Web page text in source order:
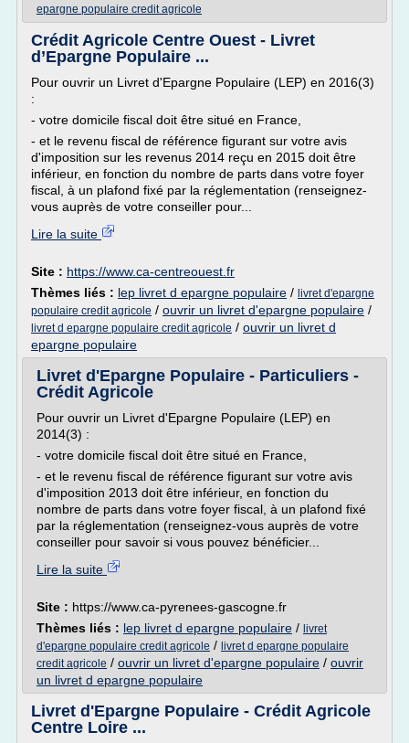
epargne populaire credit agricole
Crédit Agricole Centre Ouest - Livret
d’Epargne Populaire ...
Pour ouvrir un Livret d'Epargne Populaire (LEP) en 2016(3)
:
- votre domicile fiscal doit être situé en France,
- et le revenu fiscal de référence figurant sur votre avis
d'imposition sur les revenus 2014 reçu en 2015 doit être
inférieur, en fonction du nombre de parts dans votre foyer
fiscal, à un plafond fixé par la réglementation (renseignez-
vous auprès de votre conseiller pour...
Lire la suite
Site : https://www.ca-centreouest.fr
Thèmes liés : lep livret d epargne populaire / livret d'epargne
populaire credit agricole / ouvrir un livret d'epargne populaire /
livret d epargne populaire credit agricole / ouvrir un livret d
epargne populaire
Livret d'Epargne Populaire - Particuliers -
Crédit Agricole
Pour ouvrir un Livret d'Epargne Populaire (LEP) en
2014(3) :
- votre domicile fiscal doit être situé en France,
- et le revenu fiscal de référence figurant sur votre avis
d'imposition 2013 doit être inférieur, en fonction du
nombre de parts dans votre foyer fiscal, à un plafond fixé
par la réglementation (renseignez-vous auprès de votre
conseiller pour savoir si vous pouvez bénéficier...
Lire la suite
Site : https://www.ca-pyrenees-gascogne.fr
Thèmes liés : lep livret d epargne populaire / livret
d'epargne populaire credit agricole / livret d epargne populaire
credit agricole / ouvrir un livret d'epargne populaire / ouvrir
un livret d epargne populaire
Livret d'Epargne Populaire - Crédit Agricole
Centre Loire ...